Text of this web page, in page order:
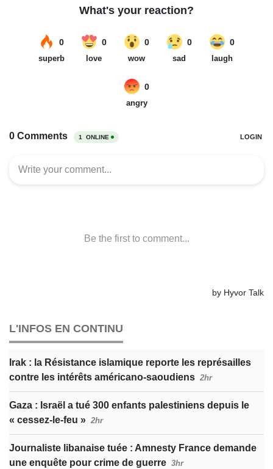
L'INFOS EN CONTINU
Irak : la Résistance islamique reporte les représailles
contre les intérêts américano-saoudiens 2hr
Gaza : Israël a tué 300 enfants palestiniens depuis le
« cessez-le-feu » 2hr
Journaliste libanaise tuée : Amnesty France demande
une enquête pour crime de guerre 3hr